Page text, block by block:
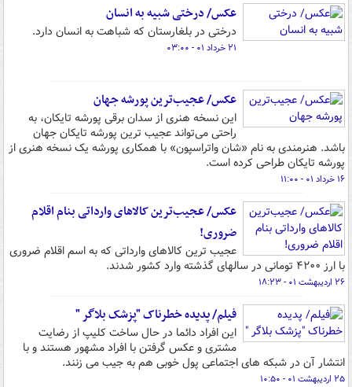
عکس/ درختی شبیه به انسان
درختی در بلغارستان که شباهت به انسان دارد.
۲۱ خرداد ۰۱ - ۰۳:۰۰
عکس/ عجیب‌ترین پورشه جهان
این نسخه هنری از سدان برقی پورشه تایکان، به
راحتی می‌تواند عجیب ترین پورشه تایکان جهان
باشد. هنرمندی به نام «شان واتراسپون» با همکاری پورشه یک نسخه هنری از
پورشه تایکان طراحی کرده است.
۱۶ خرداد ۰۱ - ۱۱:۰۰
عکس/ عجیب‌ترین کالاهای وارداتی بنام اقلام
ضروری!
عجیب ترین کالاهای وارداتی که به اسم اقلام ضروری
با ارز ۴۲۰۰ تومانی در سال‎های گذشته وارد کشور شدند.
۲۶ اردیبهشت ۰۱ - ۱۸:۲۳
فیلم/ پدیده خطرناک "پزشک بلاگر "
این افراد دائما در حال ساخت کلیپ از رضایت
مشتری و عکس گرفتن با افراد مشهور هستند و با
انتشار آن در شبکه های اجتماعی پول خوبی هم به جیب می زنند.
۲۵ اردیبهشت ۰۱ - ۱۰:۵۰